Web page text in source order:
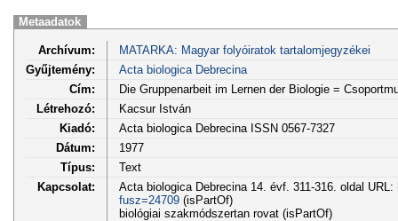
Metaadatok
Archívum:
MATARKA: Magyar folyóiratok tartalomjegyzékei
Gyűjtemény:
Acta biologica Debrecina
Cím:
Die Gruppenarbeit im Lernen der Biologie =
Létrehozó:
Kacsur István
Kiadó:
Acta biologica Debrecina ISSN 0567-7327
Dátum:
1977
Típus:
Text
Kapcsolat:
Acta biologica Debrecina 14. évf. 311-316. oldal URL:
fusz=24709(isPartOf)
biológiai szakmódszertan rovat (isPartOf)